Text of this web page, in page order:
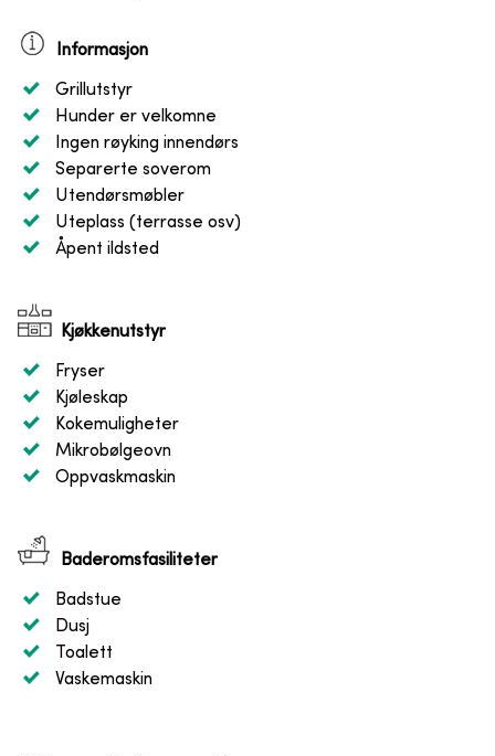
Informasjon
Grillutstyr
Hunder er velkomne
Ingen røyking innendørs
Separerte soverom
Utendørsmøbler
Uteplass (terrasse osv)
Åpent ildsted
Kjøkkenutstyr
Fryser
Kjøleskap
Kokemuligheter
Mikrobølgeovn
Oppvaskmaskin
Baderomsfasiliteter
Badstue
Dusj
Toalett
Vaskemaskin